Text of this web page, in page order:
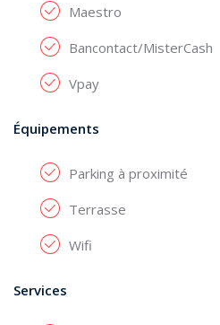
Maestro
Bancontact/MisterCash
Vpay
Équipements
Parking à proximité
Terrasse
Wifi
Services